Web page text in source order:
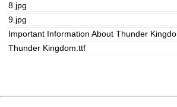
8.jpg
9.jpg
Important Information About Thunder
Thunder Kingdom.ttf